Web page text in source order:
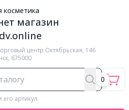
косметика
магазин
центр ​Октябрьская, 146
675000
артикул.
0